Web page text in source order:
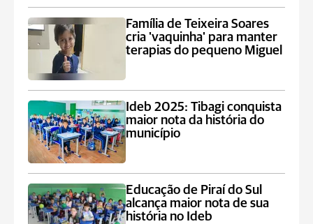
Família de Teixeira Soares
cria 'vaquinha' para manter
terapias do pequeno Miguel
Ideb 2025: Tibagi conquista
maior nota da história do
município
Educação de Piraí do Sul
alcança maior nota de sua
história no Ideb